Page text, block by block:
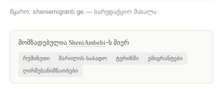
წყარო: sheniemigranti.ge — სარედაქციო მასალა
მომზადებულია SheniAmbebi-ს მიერ
რუმინეთი მარილის-საბადო ტურიზმი ემიგრანტები
ღირშესანიშნაობები